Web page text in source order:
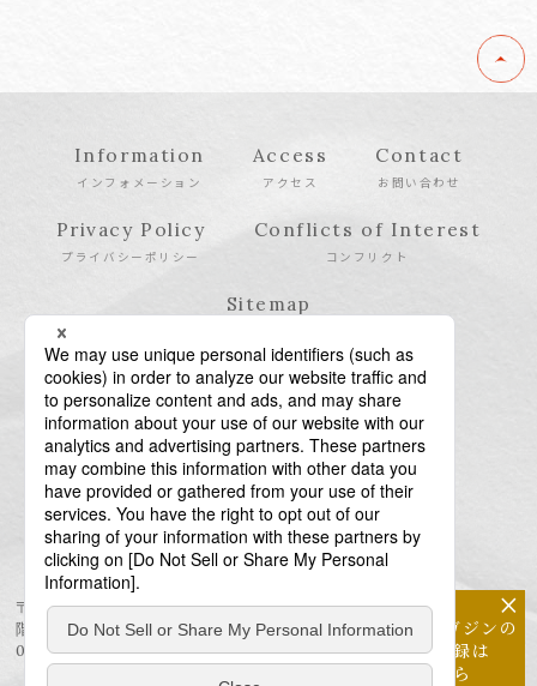
Information
インフォメーション
Access
アクセス
Contact
お問い合わせ
Privacy Policy
プライバシーポリシー
Conflicts of Interest
コンフリクト
Sitemap
〒106-6123 東京都港区六本木6-10-1 六本木ヒルズ森タワー23
階
03-6438-5511（代表） / 03-6438-5611（特許・商標）
×
メールマガジンの
配信登録は
こちら